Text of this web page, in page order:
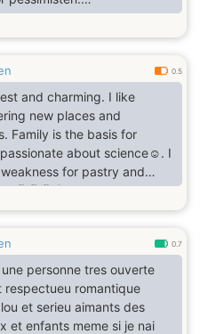
knuffelen en
Passie voor reizen en
we didn't take
0.5
and charming. I like
new places and
Family is the basis for
about science☺️. I
for pastry and
0.7
personne tres ouverte
respectueu romantique
et serieu aimants des
et enfants meme si je nai